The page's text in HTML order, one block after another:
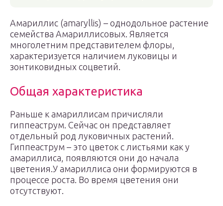
Амариллис (amaryllis) – однодольное растение
семейства Амариллисовых. Является
многолетним представителем флоры,
характеризуется наличием луковицы и
зонтиковидных соцветий.
Общая характеристика
Раньше к амариллисам причисляли
гиппеаструм. Сейчас он представляет
отдельный род луковичных растений.
Гиппеаструм – это цветок с листьями как у
амариллиса, появляются они до начала
цветения.У амариллиса они формируются в
процессе роста. Во время цветения они
отсутствуют.